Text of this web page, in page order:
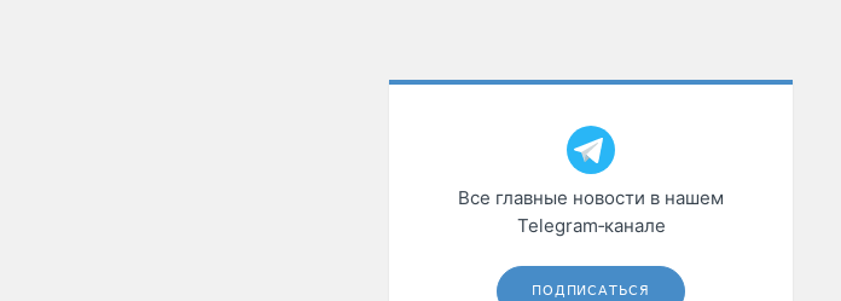
Все главные новости в нашем
Telegram‑канале
ПОДПИСАТЬСЯ